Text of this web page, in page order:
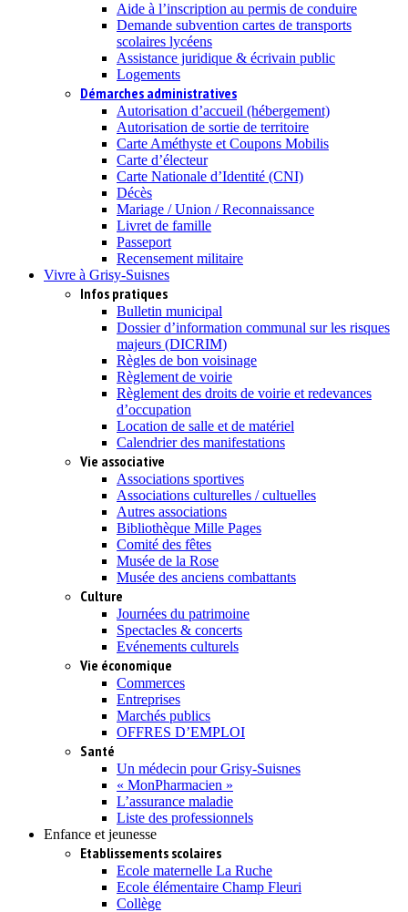
Aide à l’inscription au permis de conduire
Demande subvention cartes de transports
scolaires lycéens
Assistance juridique & écrivain public
Logements
Démarches administratives
Autorisation d’accueil (hébergement)
Autorisation de sortie de territoire
Carte Améthyste et Coupons Mobilis
Carte d’électeur
Carte Nationale d’Identité (CNI)
Décès
Mariage / Union / Reconnaissance
Livret de famille
Passeport
Recensement militaire
Vivre à Grisy-Suisnes
Infos pratiques
Bulletin municipal
Dossier d’information communal sur les risques
majeurs (DICRIM)
Règles de bon voisinage
Règlement de voirie
Règlement des droits de voirie et redevances
d’occupation
Location de salle et de matériel
Calendrier des manifestations
Vie associative
Associations sportives
Associations culturelles / cultuelles
Autres associations
Bibliothèque Mille Pages
Comité des fêtes
Musée de la Rose
Musée des anciens combattants
Culture
Journées du patrimoine
Spectacles & concerts
Evénements culturels
Vie économique
Commerces
Entreprises
Marchés publics
OFFRES D’EMPLOI
Santé
Un médecin pour Grisy-Suisnes
« MonPharmacien »
L’assurance maladie
Liste des professionnels
Enfance et jeunesse
Etablissements scolaires
Ecole maternelle La Ruche
Ecole élémentaire Champ Fleuri
Collège